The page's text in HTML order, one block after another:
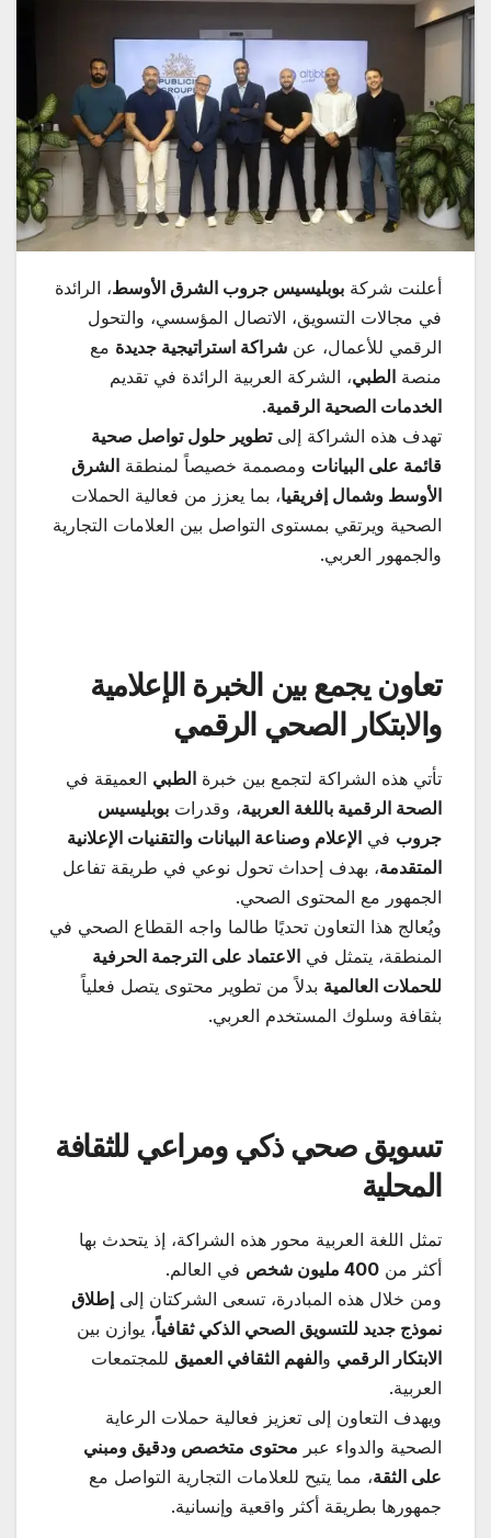
أعلنت شركة بوبليسيس جروب الشرق الأوسط، الرائدة
في مجالات التسويق، الاتصال المؤسسي، والتحول
الرقمي للأعمال، عن شراكة استراتيجية جديدة مع
منصة الطبي، الشركة العربية الرائدة في تقديم
الخدمات الصحية الرقمية.
تهدف هذه الشراكة إلىتطوير حلول تواصل صحية
قائمة على البيانات ومصممة خصيصاً لمنطقة الشرق
الأوسط وشمال إفريقيا، بما يعزز من فعالية الحملات
الصحية ويرتقي بمستوى التواصل بين العلامات التجارية
والجمهور العربي.
تعاون يجمع بين الخبرة الإعلامية
والابتكار الصحي الرقمي
تأتي هذه الشراكة لتجمع بين خبرة الطبي العميقة في
الصحة الرقمية باللغة العربية، وقدرات بوبليسيس
جروب في الإعلام وصناعة البيانات والتقنيات الإعلانية
المتقدمة، بهدف إحداث تحول نوعي في طريقة تفاعل
الجمهور مع المحتوى الصحي.
ويُعالج هذا التعاون تحديًا طالما واجه القطاع الصحي في
المنطقة، يتمثل في الاعتماد على الترجمة الحرفية
للحملات العالمية بدلاً من تطوير محتوى يتصل فعلياً
بثقافة وسلوك المستخدم العربي.
تسويق صحي ذكي ومراعي للثقافة
المحلية
تمثل اللغة العربية محور هذه الشراكة، إذ يتحدث بها
أكثر من 400 مليون شخص في العالم.
ومن خلال هذه المبادرة، تسعى الشركتان إلى إطلاق
نموذج جديد للتسويق الصحي الذكي ثقافياً، يوازن بين
الابتكار الرقمي والفهم الثقافي العميق للمجتمعات
العربية.
ويهدف التعاون إلى تعزيز فعالية حملات الرعاية
الصحية والدواء عبر محتوى متخصص ودقيق ومبني
على الثقة، مما يتيح للعلامات التجارية التواصل مع
جمهورها بطريقة أكثر واقعية وإنسانية.